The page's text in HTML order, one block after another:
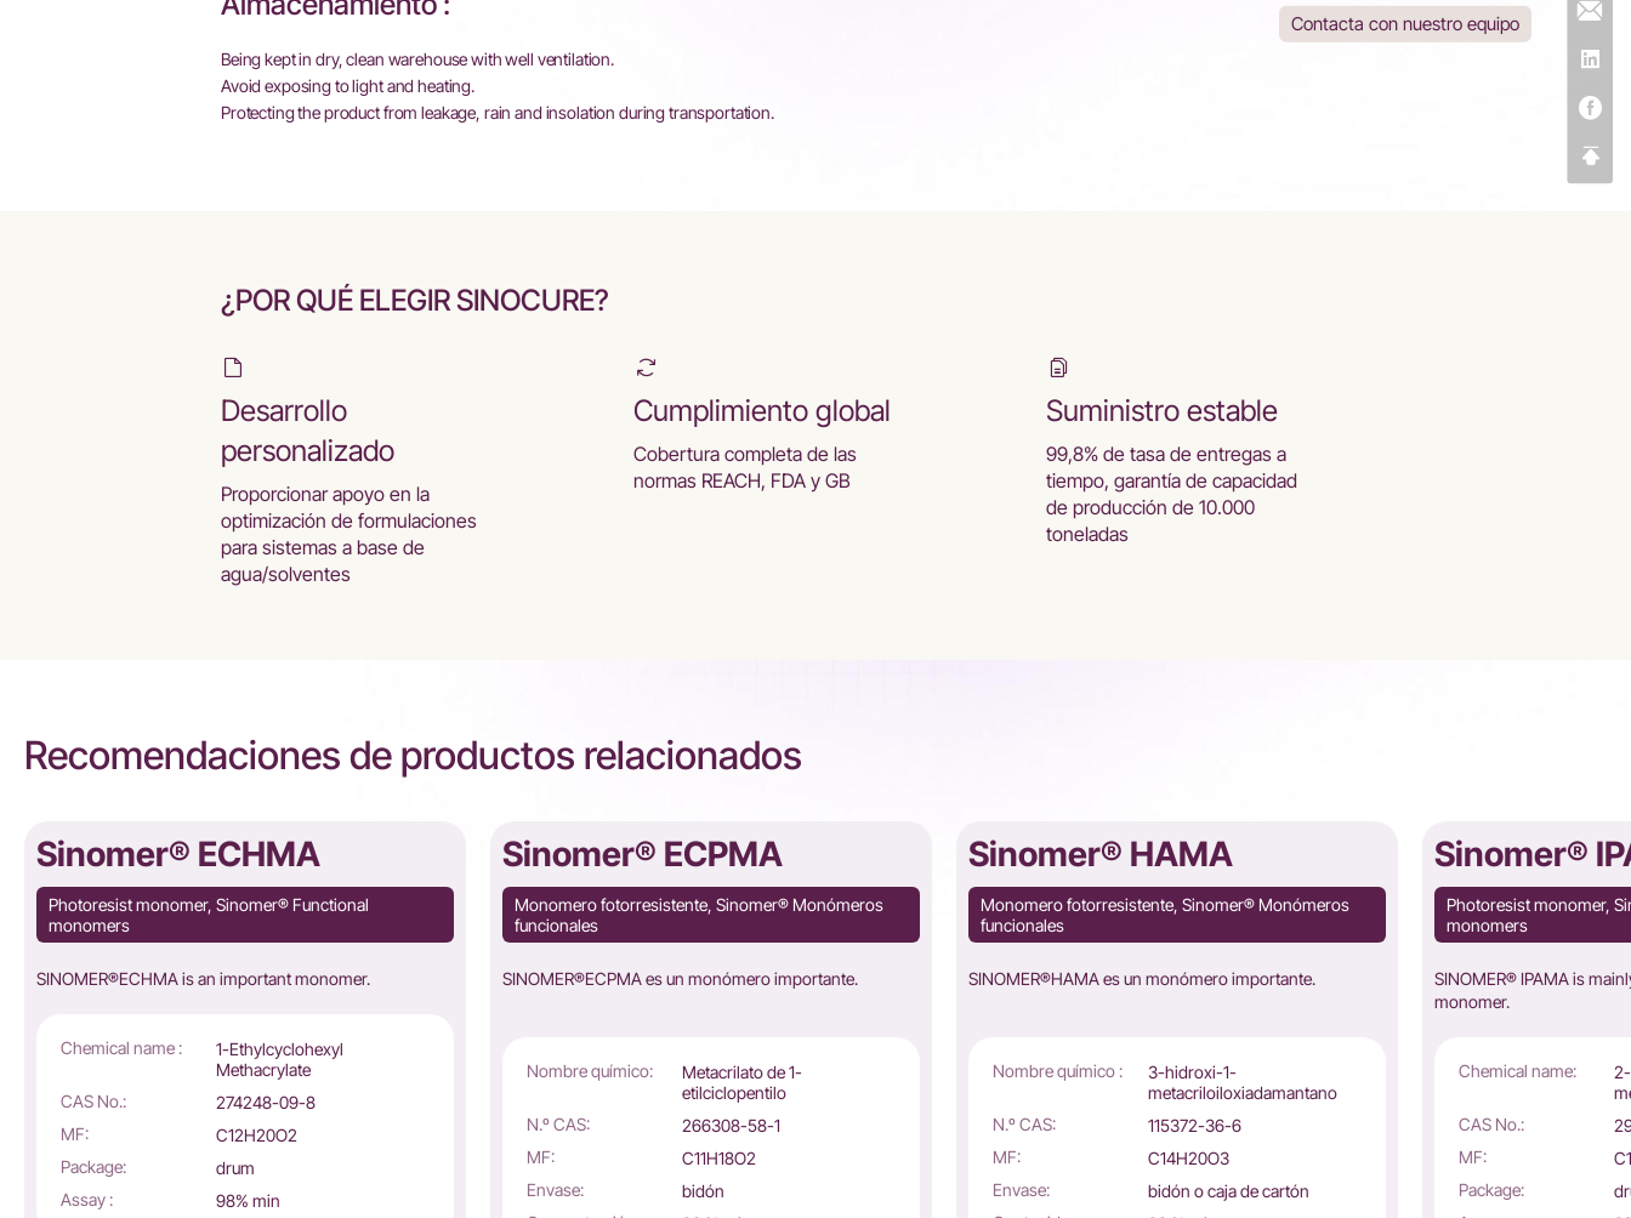
Being kept in dry, clean warehouse with well ventilation.
Avoid exposing to light and heating.
Protecting the product from leakage, rain and insolation during transportation.
Contacta con nuestro equipo
¿POR QUÉ ELEGIR SINOCURE?
Desarrollo
personalizado
Proporcionar apoyo en la
optimización de formulaciones
para sistemas a base de
agua/solventes
Cumplimiento global
Cobertura completa de las
normas REACH, FDA y GB
Suministro estable
99,8% de tasa de entregas a
tiempo, garantía de capacidad
de producción de 10.000
toneladas
Recomendaciones de productos relacionados
Sinomer® ECHMA
Photoresist monomer, Sinomer® Functional
monomers
SINOMER®ECHMA is an important monomer.
Chemical name :
1-Ethylcyclohexyl
Methacrylate
CAS No.:
274248-09-8
MF:
C12H20O2
Package:
drum
Assay :
98% min
Sinomer® ECPMA
Monomero fotorresistente, Sinomer® Monómeros
funcionales
SINOMER®ECPMA es un monómero importante.
Nombre químico:
Metacrilato de 1-
etilciclopentilo
N.º CAS:
266308-58-1
MF:
C11H18O2
Envase:
bidón
Sinomer® HAMA
Monomero fotorresistente, Sinomer® Monómeros
funcionales
SINOMER®HAMA es un monómero importante.
Nombre químico :
3-hidroxi-1-
metacriloiloxiadamantano
N.º CAS:
115372-36-6
MF:
C14H20O3
Envase:
bidón o caja de cartón
Sinomer®
Photoresist monomer,
monomers
SINOMER® IPAMA is
monomer.
Chemical name:
CAS No.:
MF:
Package: